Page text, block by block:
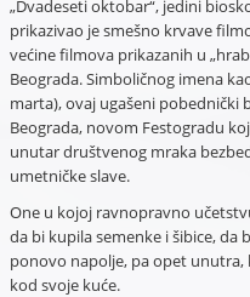
„Dvadeseti oktobar“, jedini
prikazivao je smešno krvave
većine filmova prikazanih u
Beograda. Simboličnog imena
marta), ovaj ugašeni
Beograda, novom Festogradu
unutar društvenog mraka
umetničke slave.
One u kojoj ravnopravno
da bi kupila semenke i šibice, da
ponovo napolje, pa opet unutra,
kod svoje kuće.